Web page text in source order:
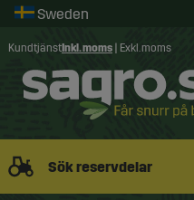
Kundtjänst Inkl. moms Exkl. moms
Sök reservdelar